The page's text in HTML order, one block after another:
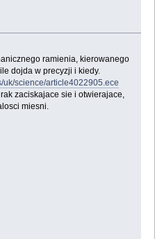
ramienia, kierowanego
dojda w precyzji i kiedy.
uk/science/article4022905.ece
zaciskajace sie i otwierajace,
miesni.